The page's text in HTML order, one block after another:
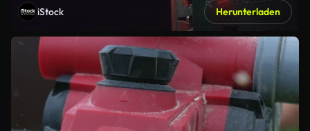
iStock Herunterladen